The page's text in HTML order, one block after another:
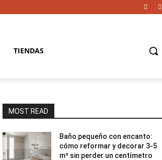
TIENDAS
MOST READ
Baño pequeño con encanto:
cómo reformar y decorar 3-5
m² sin perder un centímetro